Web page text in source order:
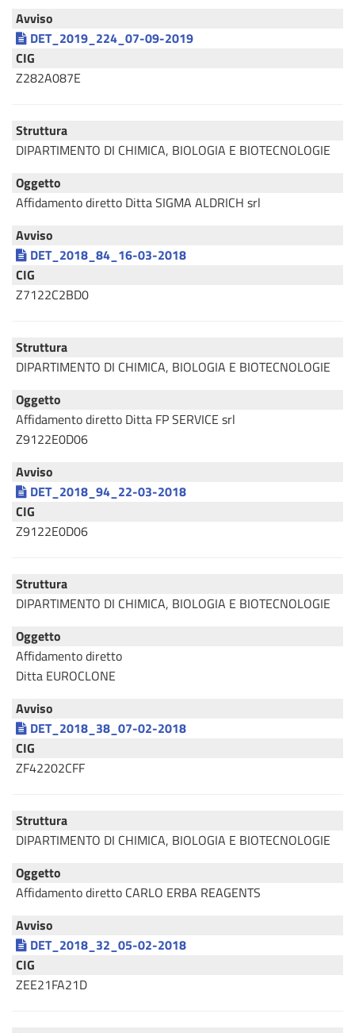
Avviso
DET_2019_224_07-09-2019
CIG
Z282A087E
Struttura
DIPARTIMENTO DI CHIMICA, BIOLOGIA E BIOTECNOLOGIE
Oggetto
Affidamento diretto Ditta SIGMA ALDRICH srl
Avviso
DET_2018_84_16-03-2018
CIG
Z7122C2BD0
Struttura
DIPARTIMENTO DI CHIMICA, BIOLOGIA E BIOTECNOLOGIE
Oggetto
Affidamento diretto Ditta FP SERVICE srl
Z9122E0D06
Avviso
DET_2018_94_22-03-2018
CIG
Z9122E0D06
Struttura
DIPARTIMENTO DI CHIMICA, BIOLOGIA E BIOTECNOLOGIE
Oggetto
Affidamento diretto
Ditta EUROCLONE
Avviso
DET_2018_38_07-02-2018
CIG
ZF42202CFF
Struttura
DIPARTIMENTO DI CHIMICA, BIOLOGIA E BIOTECNOLOGIE
Oggetto
Affidamento diretto CARLO ERBA REAGENTS
Avviso
DET_2018_32_05-02-2018
CIG
ZEE21FA21D